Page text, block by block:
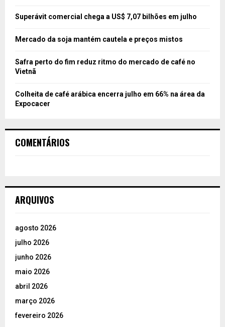
Superávit comercial chega a US$ 7,07 bilhões em julho
Mercado da soja mantém cautela e preços mistos
Safra perto do fim reduz ritmo do mercado de café no
Vietnã
Colheita de café arábica encerra julho em 66% na área da
Expocacer
COMENTÁRIOS
ARQUIVOS
agosto 2026
julho 2026
junho 2026
maio 2026
abril 2026
março 2026
fevereiro 2026